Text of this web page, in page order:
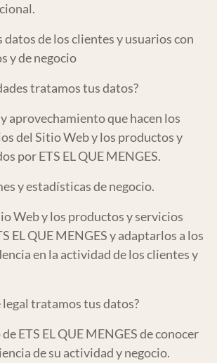
datos de los clientes y usuarios con
y de negocio
tratamos tus datos?
aprovechamiento que hacen los
del Sitio Web y los productos y
por ETS EL QUE MENGES.
y estadísticas de negocio.
Web y los productos y servicios
EL QUE MENGES y adaptarlos a los
en la actividad de los clientes y
legal tratamos tus datos?
ETS EL QUE MENGES de conocer
de su actividad y negocio.